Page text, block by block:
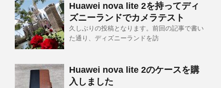
Huawei nova lite 2を持ってディ
ズニーランドでカメラテスト
久しぶりの投稿となります。前回の記事で書い
た通り、ディズニーランドを訪
Huawei nova lite 2のケースを購
入しました